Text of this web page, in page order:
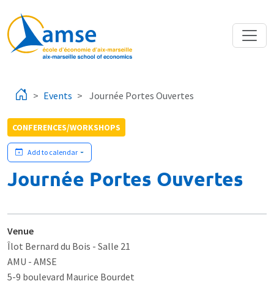
Events Journée Portes Ouvertes
CONFERENCES/WORKSHOPS
Add to calendar
Journée Portes Ouvertes
Venue
Îlot Bernard du Bois - Salle 21
AMU - AMSE
5-9 boulevard Maurice Bourdet